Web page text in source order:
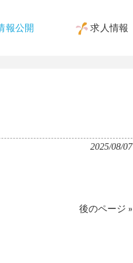
報公開 求人情報
2025/08/07
後のページ »